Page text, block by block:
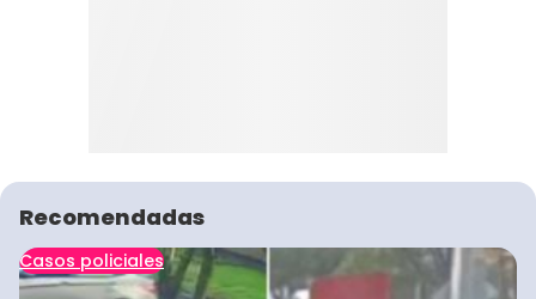
Recomendadas
Casos policiales